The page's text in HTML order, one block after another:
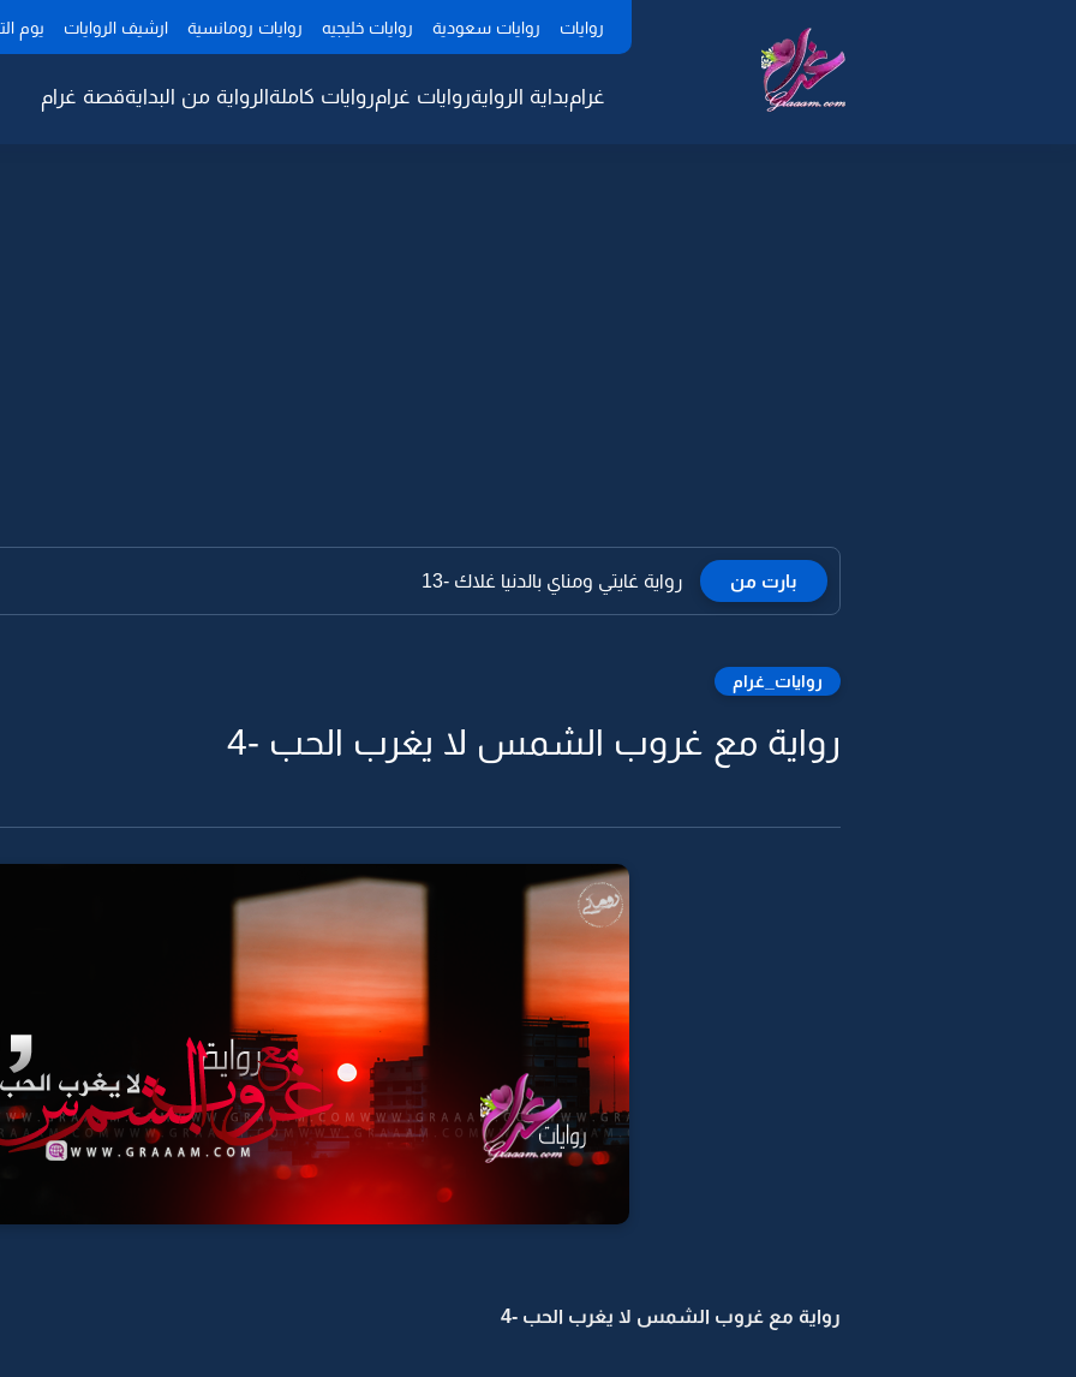
روايات روايات سعودية روايات خليجيه روايات رومانسية ارشيف الروايات يوم
غرامبداية الروايةروايات غرامروايات كاملةالرواية من البدايةقصة غرام
بارت من رواية غايتي ومناي بالدنيا غلاك -13
روايات_غرام
رواية مع غروب الشمس لا يغرب الحب -4
رواية مع غروب الشمس لا يغرب الحب -4